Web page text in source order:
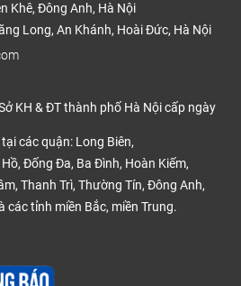
Khê, Đông Anh, Hà Nội
Long, An Khánh, Hoài Đức, Hà Nội
KH & ĐT thành phố Hà Nội cấp ngày
các quận: Long Biên,
Đống Đa, Ba Đình, Hoàn Kiếm,
Thanh Trì, Thường Tín, Đông Anh,
tỉnh miền Bắc, miền Trung.